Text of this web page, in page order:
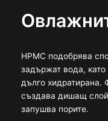
HPMC подобрява
задържат вода,
дълго
създава дишащ
запушва порите.